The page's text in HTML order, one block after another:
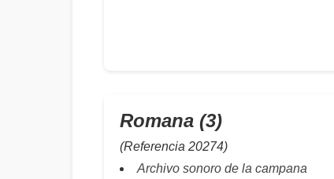
Romana (3)
(Referencia 20274)
Archivo sonoro de la campana